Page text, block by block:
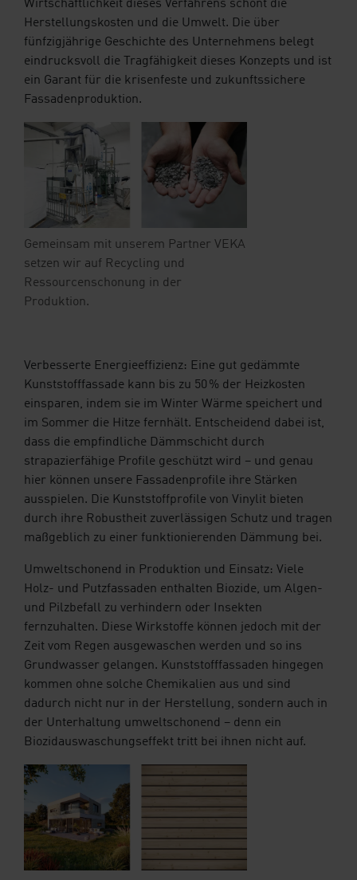
Wirtschaftlichkeit dieses Verfahrens schont die
Herstellungskosten und die Umwelt. Die über
fünfzigjährige Geschichte des Unternehmens belegt
eindrucksvoll die Tragfähigkeit dieses Konzepts und ist
ein Garant für die krisenfeste und zukunftssichere
Fassadenproduktion.
Gemeinsam mit unserem Partner VEKA
setzen wir auf Recycling und
Ressourcenschonung in der
Produktion.
Verbesserte Energieeffizienz: Eine gut gedämmte
Kunststofffassade kann bis zu 50 % der Heizkosten
einsparen, indem sie im Winter Wärme speichert und
im Sommer die Hitze fernhält. Entscheidend dabei ist,
dass die empfindliche Dämmschicht durch
strapazierfähige Profile geschützt wird – und genau
hier können unsere Fassadenprofile ihre Stärken
ausspielen. Die Kunststoffprofile von Vinylit bieten
durch ihre Robustheit zuverlässigen Schutz und tragen
maßgeblich zu einer funktionierenden Dämmung bei.
Umweltschonend in Produktion und Einsatz: Viele
Holz- und Putzfassaden enthalten Biozide, um Algen-
und Pilzbefall zu verhindern oder Insekten
fernzuhalten. Diese Wirkstoffe können jedoch mit der
Zeit vom Regen ausgewaschen werden und so ins
Grundwasser gelangen. Kunststofffassaden hingegen
kommen ohne solche Chemikalien aus und sind
dadurch nicht nur in der Herstellung, sondern auch in
der Unterhaltung umweltschonend – denn ein
Biozidauswaschungseffekt tritt bei ihnen nicht auf.